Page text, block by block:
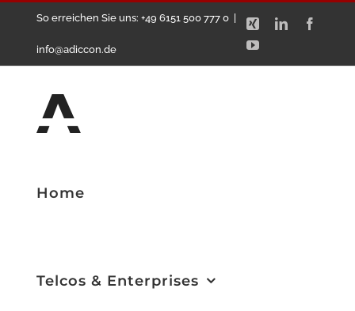
springen
So erreichen Sie uns: +49 6151 500 777 0
info@adiccon.de
Xing LinkedIn
YouTube
Home
Telcos & Enterprises